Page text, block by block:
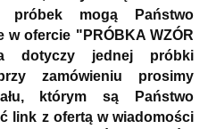
próbek mogą Państwo
ofercie "PRÓBKA WZÓR
dotyczy jednej próbki
zamówieniu prosimy
którym są Państwo
link z ofertą w wiadomości